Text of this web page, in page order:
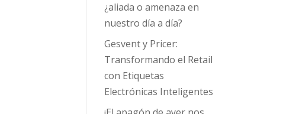
¿aliada o amenaza en
nuestro día a día?
Gesvent y Pricer:
Transformando el Retail
con Etiquetas
Electrónicas Inteligentes